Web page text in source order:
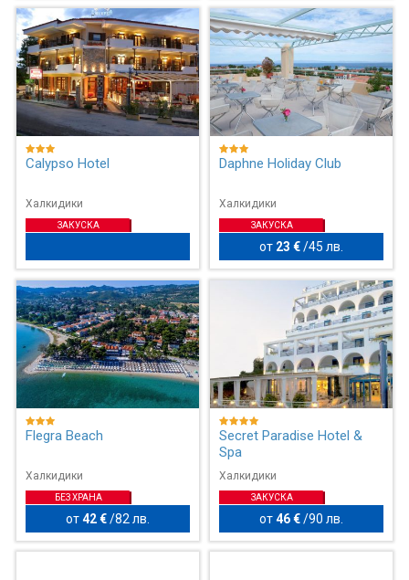
Calypso Hotel
Халкидики
ЗАКУСКА
Daphne Holiday Club
Халкидики
ЗАКУСКА
от 23 €/45 лв.
Flegra Beach
Халкидики
БЕЗ ХРАНА
от42 € /82 лв.
Secret Paradise Hotel &
Spa
Халкидики
ЗАКУСКА
от46 €/90 лв.